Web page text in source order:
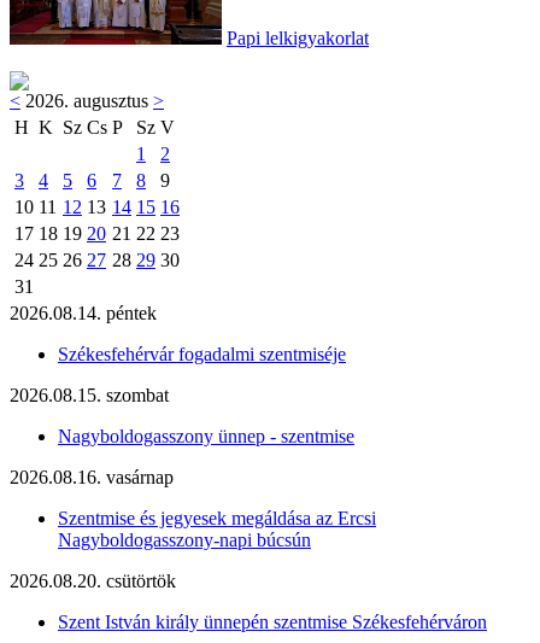
Papi lelkigyakorlat
< 2026. augusztus >
H K Sz Cs P Sz V
1
2
3
4 5 6 7 8
9
10 11 12 13 14 15 16
17 18 19 20 21 22 23
24 25 26 27 28 29 30
31
2026.08.14. péntek
Székesfehérvár fogadalmi szentmiséje
2026.08.15. szombat
Nagyboldogasszony ünnep - szentmise
2026.08.16. vasárnap
Szentmise és jegyesek megáldása az Ercsi
Nagyboldogasszony-napi búcsún
2026.08.20. csütörtök
Szent István király ünnepén szentmise Székesfehérváron